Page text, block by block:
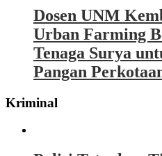
Dosen UNM
Urban Farming
Tenaga Surya
Pangan
Kriminal